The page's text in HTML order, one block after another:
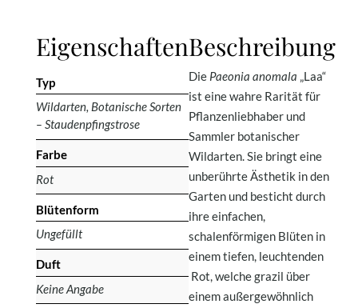
Eigenschaften
Typ
Wildarten, Botanische Sorten
– Staudenpfingstrose
Farbe
Rot
Blütenform
Ungefüllt
Duft
Keine Angabe
Beschreibung
Die Paeonia anomala „Laa“
ist eine wahre Rarität für
Pflanzenliebhaber und
Sammler botanischer
Wildarten. Sie bringt eine
unberührte Ästhetik in den
Garten und besticht durch
ihre einfachen,
schalenförmigen Blüten in
einem tiefen, leuchtenden
Rot, welche grazil über
einem außergewöhnlich